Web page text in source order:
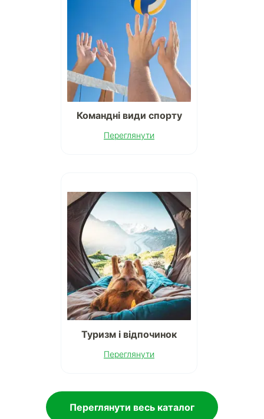
Командні види спорту
Переглянути
Туризм і відпочинок
Переглянути
Переглянути весь каталог